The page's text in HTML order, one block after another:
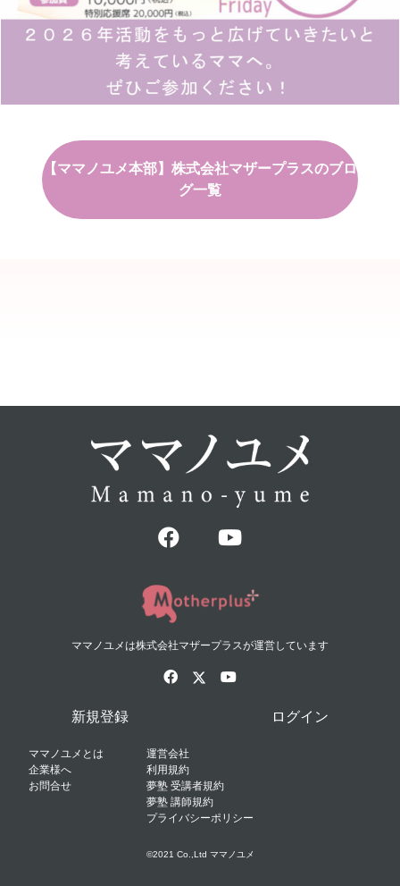
【ママノユメ本部】株式会社マザープラスのブロ
グ一覧
ママノユメは株式会社マザープラスが運営しています
新規登録 ログイン
ママノユメとは
企業様へ
お問合せ
運営会社
利用規約
夢塾 受講者規約
夢塾 講師規約
プライバシーポリシー
©2021 Co.,Ltd ママノユメ